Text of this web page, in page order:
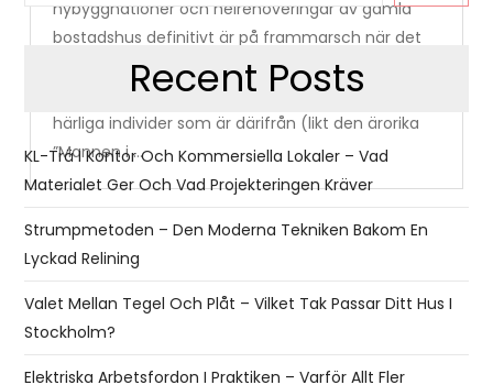
nybyggnationer och helrenoveringar av gamla
bostadshus definitivt är på frammarsch när det
gäller attraktiva ställen att bo på i Stockholm.
Med tanke på områdets anrika historia och
härliga individer som är därifrån (likt den ärorika
”Mannen i …
Recent Posts
KL-Trä I Kontor Och Kommersiella Lokaler – Vad
Materialet Ger Och Vad Projekteringen Kräver
Strumpmetoden – Den Moderna Tekniken Bakom En
Lyckad Relining
Valet Mellan Tegel Och Plåt – Vilket Tak Passar Ditt Hus I
Stockholm?
Elektriska Arbetsfordon I Praktiken – Varför Allt Fler